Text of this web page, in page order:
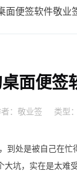
面便签软件敬业
面便签
： 敬业签 类型：
到处是被自己在
坑，实在是太难受